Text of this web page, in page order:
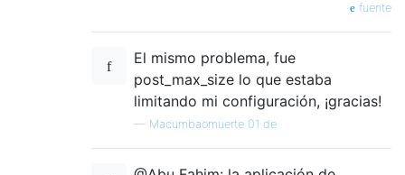
fuente
El mismo problema, fue
post_max_size lo que estaba
limitando mi configuración, ¡gracias!
— Macumbaomuerte 01 de